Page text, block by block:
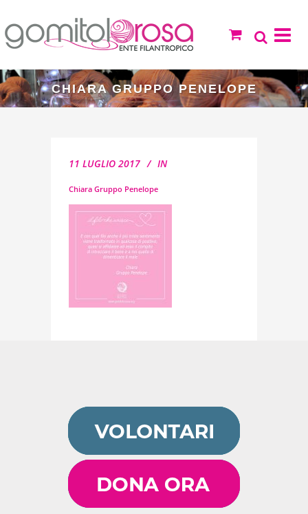
CHIARA GRUPPO PENELOPE
11 LUGLIO 2017 IN
Chiara Gruppo Penelope